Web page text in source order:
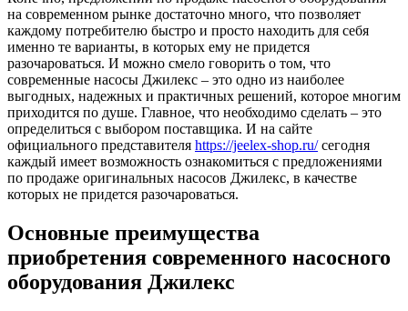
на современном рынке достаточно много, что позволяет
каждому потребителю быстро и просто находить для себя
именно те варианты, в которых ему не придется
разочароваться. И можно смело говорить о том, что
современные насосы Джилекс – это одно из наиболее
выгодных, надежных и практичных решений, которое многим
приходится по душе. Главное, что необходимо сделать – это
определиться с выбором поставщика. И на сайте
официального представителя https://jeelex-shop.ru/сегодня
каждый имеет возможность ознакомиться с предложениями
по продаже оригинальных насосов Джилекс, в качестве
которых не придется разочароваться.
Основные преимущества
приобретения современного насосного
оборудования Джилекс